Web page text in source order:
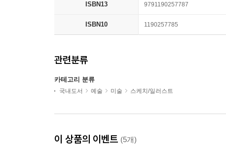
ISBN13 9791190257787
ISBN10 1190257785
관련분류
카테고리 분류
국내도서 예술 미술 스케치/일러스트
이 상품의 이벤트 (5개)